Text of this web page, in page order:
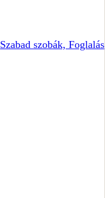
Szabad szobák, Foglalás